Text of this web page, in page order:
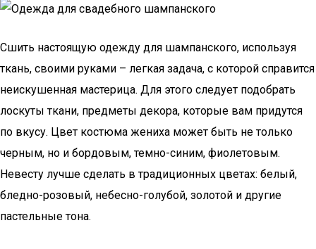
Сшить настоящую одежду для шампанского, используя
ткань, своими руками – легкая задача, с которой справится
неискушенная мастерица. Для этого следует подобрать
лоскуты ткани, предметы декора, которые вам придутся
по вкусу. Цвет костюма жениха может быть не только
черным, но и бордовым, темно-синим, фиолетовым.
Невесту лучше сделать в традиционных цветах: белый,
бледно-розовый, небесно-голубой, золотой и другие
пастельные тона.